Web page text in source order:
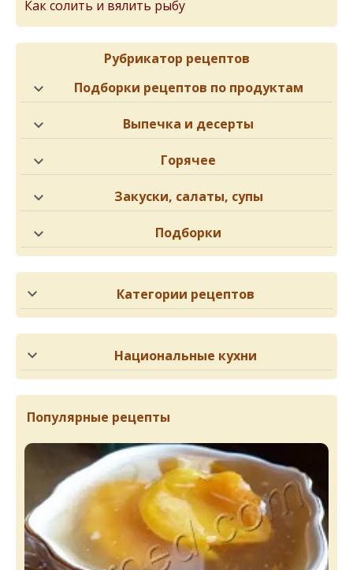
Как солить и вялить рыбу
Рубрикатор рецептов
Подборки рецептов по продуктам
Выпечка и десерты
Горячее
Закуски, салаты, супы
Подборки
Категории рецептов
Национальные кухни
Популярные рецепты